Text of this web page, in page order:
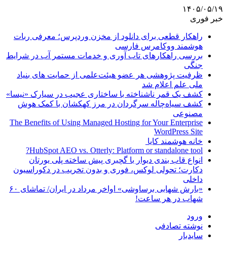
۱۴۰۵/۰۵/۱۹
خبر فوری
راهکار قطعی برای دانلود از مخزن وردپرس؛ معرفی ربات
هوشمند ووکامرس فارسی
بررسی راهکارهای تاب آوری و خدمات مستمر آب در شرایط
جنگی
ظرفیت پژوهشی هر عضو هیئت‌علمی از حمایت های بنیاد
ملی علم اعلام شد
کشف یک قمر ناشناخته با ساختاری عجیب در سیارک «نیسا»
کشف سیاه‌چاله سرگردان در مرز کهکشان با کمک هوش
مصنوعی
The Benefits of Using Managed Hosting for Your Enterprise
WordPress Site
خانه هوشمند کایا
HubSpot AEO vs. Otterly: Platform or standalone tool?
انواع قاب بندی دیوار با گچبری پیش ساخته پلی یورتان
دکارت؛ تحولی لوکس، فوری و بدون تخریب در دکوراسیون
داخلی
«بارش شهابی برساوشی» اواخر مرداد در ایران/ تماشای ۶۰
شهاب در هر ساعت!
ورود
نوشته تصادفی
سایدبار